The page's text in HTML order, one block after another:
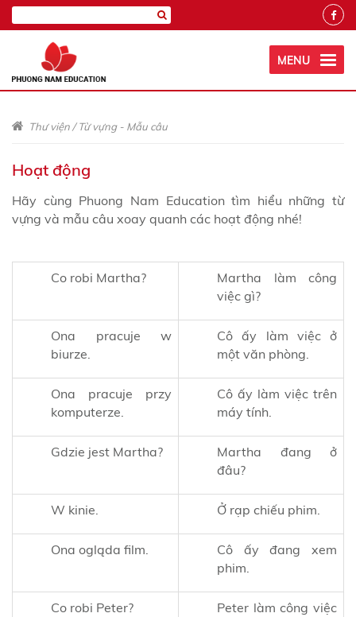
MENU
Thư viện/Từ vựng - Mẫu câu
Hoạt động
Hãy cùng Phuong Nam Education tìm hiểu những từ
vựng và mẫu câu xoay quanh các hoạt động nhé!
Co robi Martha?
Martha làm công
việc gì?
Ona pracuje w
biurze.
Cô ấy làm việc ở
một văn phòng.
Ona pracuje przy
komputerze.
Cô ấy làm việc trên
máy tính.
Gdzie jest Martha?
Martha đang ở
đâu?
W kinie. Ở rạp chiếu phim.
Ona ogląda film.
Cô ấy đang xem
phim.
Co robi Peter?
Peter làm công việc